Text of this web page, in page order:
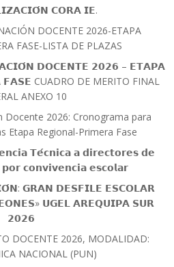
𝗖𝗢𝗥𝗔 𝗜𝗘.
DOCENTE 2026-ETAPA
FASE-LISTA DE PLAZAS
𝗗𝗢𝗖𝗘𝗡𝗧𝗘 𝟮𝟬𝟮𝟲 – 𝗘𝗧𝗔𝗣𝗔
CUADRO DE MERITO FINAL
ANEXO 10
Docente 2026: Cronograma para
Etapa Regional-Primera Fase
𝗧𝗲́𝗰𝗻𝗶𝗰𝗮 𝗮 𝗱𝗶𝗿𝗲𝗰𝘁𝗼𝗿𝗲𝘀 𝗱𝗲
𝗽𝗼𝗿 𝗰𝗼𝗻𝘃𝗶𝘃𝗲𝗻𝗰𝗶𝗮 𝗲𝘀𝗰𝗼𝗹𝗮𝗿
𝗚𝗥𝗔𝗡 𝗗𝗘𝗦𝗙𝗜𝗟𝗘 𝗘𝗦𝗖𝗢𝗟𝗔𝗥
𝗨𝗚𝗘𝗟 𝗔𝗥𝗘𝗤𝗨𝗜𝗣𝗔 𝗦𝗨𝗥
𝟮𝟬𝟮𝟲
DOCENTE 2026, MODALIDAD:
NACIONAL (PUN)